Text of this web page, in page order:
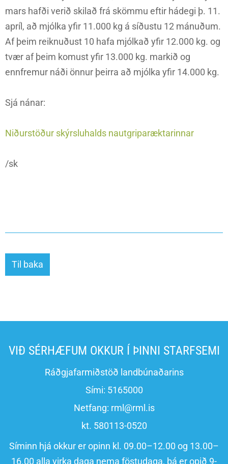
mars hafði verið skilað frá skömmu eftir hádegi þ. 11.
apríl, að mjólka yfir 11.000 kg á síðustu 12 mánuðum.
Af þeim reiknuðust 10 hafa mjólkað yfir 12.000 kg. og
tvær af þeim komust yfir 13.000 kg. markið og
ennfremur náði önnur þeirra að mjólka yfir 14.000 kg.
Sjá nánar:
Niðurstöður skýrsluhalds nautgriparæktarinnar
/sk
Til baka
VIÐ SÉRHÆFUM OKKUR Í ÞINNI STARFSEMI
Ráðgjafarmiðstöð landbúnaðarins
Sími: 5165000
Netfang: rml@rml.is
kt. 580113-0520
Síminn hjá okkur er opinn kl. 09.00–12.00 og 13.00–
16.00 alla virka daga nema föstudaga, þá er opið 9-